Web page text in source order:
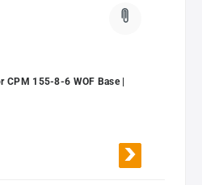
CPM 155-8-6 WOF Base |